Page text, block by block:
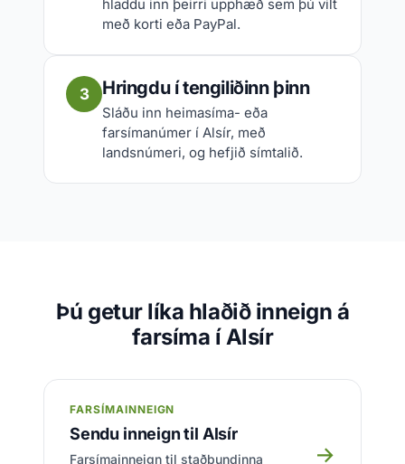
hladdu inn þeirri upphæð sem þú vilt
með korti eða PayPal.
3 Hringdu í tengiliðinn þinn
Sláðu inn heimasíma- eða
farsímanúmer í Alsír, með
landsnúmeri, og hefjið símtalið.
Þú getur líka hlaðið inneign á
farsíma í Alsír
FARSÍMAINNEIGN
Sendu inneign til Alsír
Farsímainneign til staðbundinna →